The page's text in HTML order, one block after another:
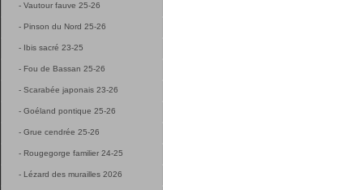
- Vautour fauve 25-26
- Pinson du Nord 25-26
- Ibis sacré 23-25
- Fou de Bassan 25-26
- Scarabée japonais 23-26
- Goéland pontique 25-26
- Grue cendrée 25-26
- Rougegorge familier 24-25
- Lézard des murailles 2026